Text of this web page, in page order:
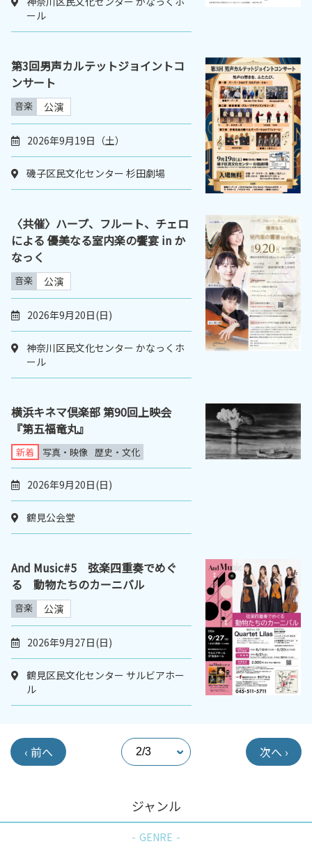
ール
第3回男声カルテットジョイントコ
ンサート
音楽 公演
2026年9月19日（土）
磯子区民文化センター 杉田劇場
〈共催〉ハープ、フルート、チェロ
による 優美なる室内楽の饗宴 in か
なっく
音楽 公演
2026年9月20日(日)
神奈川区民文化センター かなっくホ
ール
横浜キネマ倶楽部 第90回上映会
『第五福竜丸』
新着 写真・映像 歴史・文化
2026年9月20日(日)
鶴見公会堂
And Music#5 弦楽四重奏でめぐ
る 動物たちのカーニバル
音楽 公演
2026年9月27日(日)
鶴見区民文化センター サルビアホー
ル
‹ 前へ 次へ ›
ジャンル
GENRE